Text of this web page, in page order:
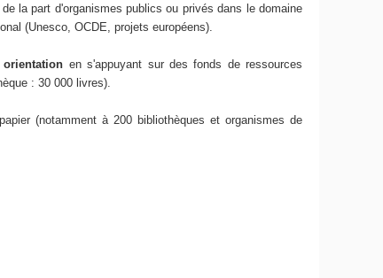
de la part d'organismes publics ou privés dans le domaine
(Unesco, OCDE, projets européens).
en s'appuyant sur des fonds de ressources
: 30 000 livres).
(notamment à 200 bibliothèques et organismes de